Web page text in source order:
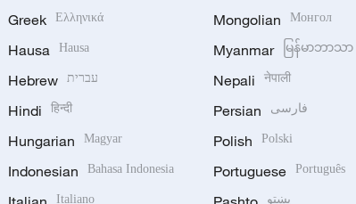
Greek Ελληνικά
Hausa Hausa
Hebrew עברית
Hindi हिन्दी
Hungarian Magyar
Indonesian Bahasa Indonesia
Italiano
Mongolian Монгол
Myanmar မြန်မာဘာသာ
Nepali नेपाली
Persian فارسی
Polish Polski
Portuguese Português
پښتو